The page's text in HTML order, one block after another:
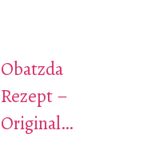
Obatzda
Rezept –
Original…